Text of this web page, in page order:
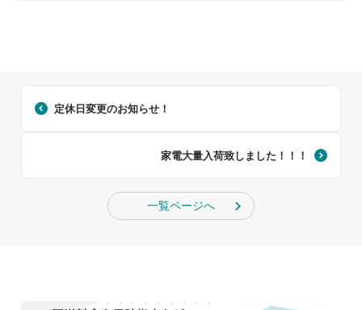
定休日変更のお知らせ！
家電大量入荷致しました！！！
一覧ページへ